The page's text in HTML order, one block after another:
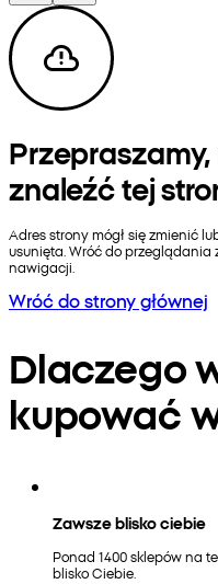
znaleźć tej
Adres strony mógł się zmienić
usunięta. Wróć do przeglądania
nawigacji.
Wróć do strony głównej
Dlaczego
kupować
Zawsze blisko ciebie
Ponad 1400 sklepów na
blisko Ciebie.